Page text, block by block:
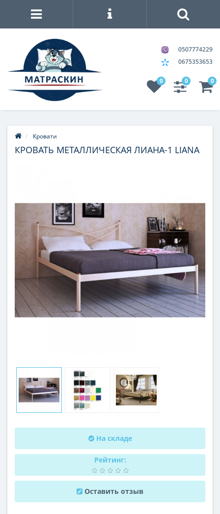
0507774229
0675353653
0 0 0
Кровати
КРОВАТЬ МЕТАЛЛИЧЕСКАЯ ЛИАНА-1 LIANA
На складе
Рейтинг:
Оставить отзыв